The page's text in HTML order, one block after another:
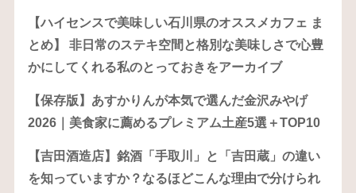
【ハイセンスで美味しい石川県のオススメカフェ ま
とめ】 非日常のステキ空間と格別な美味しさで心豊
かにしてくれる私のとっておきをアーカイブ
【保存版】あすかりんが本気で選んだ金沢みやげ
2026｜美食家に薦めるプレミアム土産5選＋TOP10
【吉田酒造店】銘酒「手取川」と「吉田蔵」の違い
を知っていますか？なるほどこんな理由で分けられ